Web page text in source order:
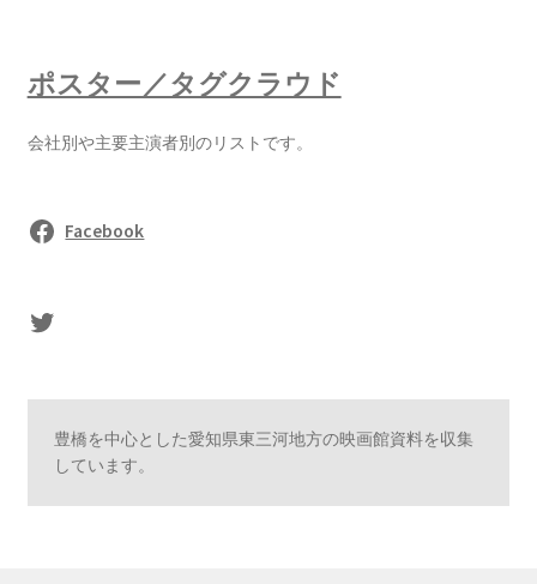
ポスター／タグクラウド
会社別や主要主演者別のリストです。
Facebook
sasaki's Twitter
豊橋を中心とした愛知県東三河地方の映画館資料を収集
しています。